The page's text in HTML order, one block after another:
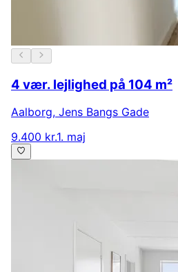
4 vær. lejlighed på 104 m²
Aalborg, Jens Bangs Gade
9.400 kr.1. maj